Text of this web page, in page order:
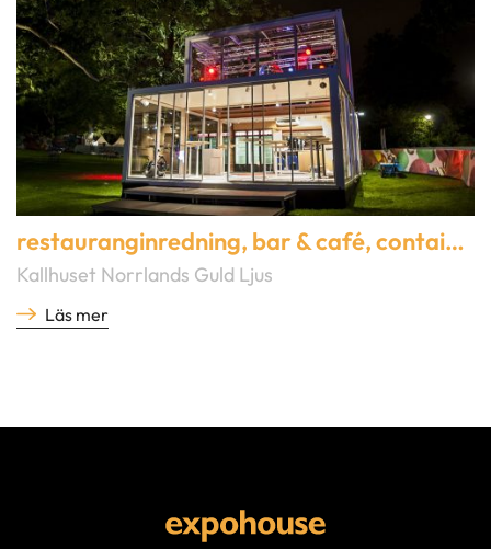
Kallhuset Norrlands Guld Ljus
restauranginredning, bar & café,container & mobila lösningar
Läs mer